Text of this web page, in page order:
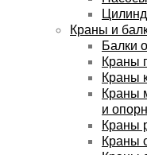
Краны и
Балки
Краны
Краны
Краны
и
Краны
Краны